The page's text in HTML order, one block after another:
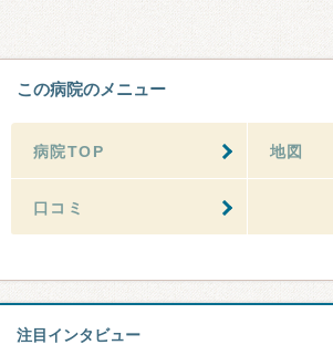
この病院のメニュー
病院TOP 地図
口コミ
注目インタビュー